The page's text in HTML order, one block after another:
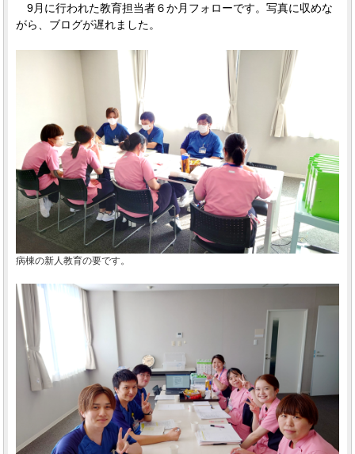
9月に行われた教育担当者６か月フォローです。写真に収めな
がら、ブログが遅れました。
病棟の新人教育の要です。